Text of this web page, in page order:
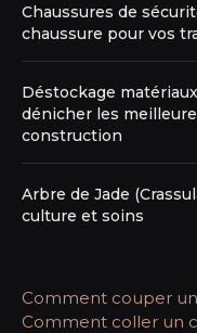
Chaussures de
chaussure pour vos
Déstockage
dénicher les
construction
Arbre de Jade
culture et soins
Comment couper
Comment coller un